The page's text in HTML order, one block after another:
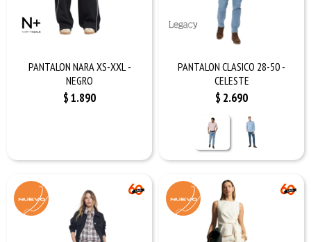
PANTALON NARA XS-XXL -
NEGRO
$1.890
PANTALON CLASICO 28-50 -
CELESTE
$ 2.690